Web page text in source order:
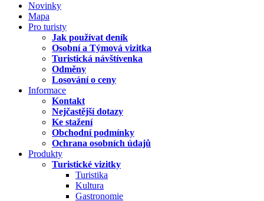
Novinky
Mapa
Pro turisty
Jak používat deník
Osobní a Týmová vizitka
Turistická návštívenka
Odměny
Losování o ceny
Informace
Kontakt
Nejčastější dotazy
Ke stažení
Obchodní podmínky
Ochrana osobních údajů
Produkty
Turistické vizitky
Turistika
Kultura
Gastronomie